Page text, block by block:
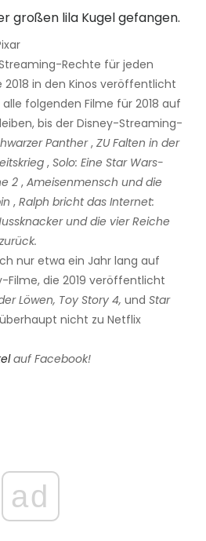
Rechte für jeden
2018 in den Kinos veröffentlicht
folgenden Filme für 2018 auf
bis der Disney-Streaming-
Panther, ZU Falten in der
, Solo: Eine Star Wars-
2 , Ameisenmensch und die
, Ralph bricht das Internet:
und die vier Reiche
nur etwa ein Jahr lang auf
Filme, die 2019 veröffentlicht
Löwen, Toy Story 4, und Star
nicht zu Netflix
auf Facebook!
ad